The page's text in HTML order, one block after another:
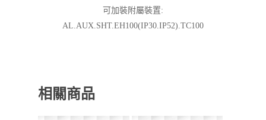
可加裝附屬裝置:
AL.AUX.SHT.EH100(IP30.IP52).TC100
相關商品